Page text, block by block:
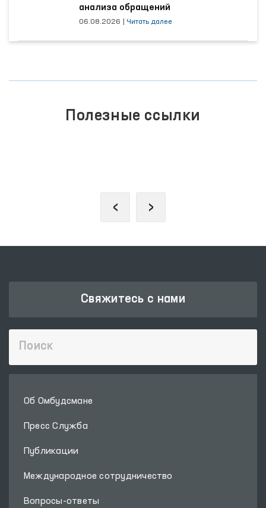
анализа обращений
06.08.2026 Читать далее
Полезные ссылки
‹ ›
Свяжитесь с нами
Об Омбудсмане
Пресс Служба
Публикации
Международное сотрудничество
Вопросы-ответы